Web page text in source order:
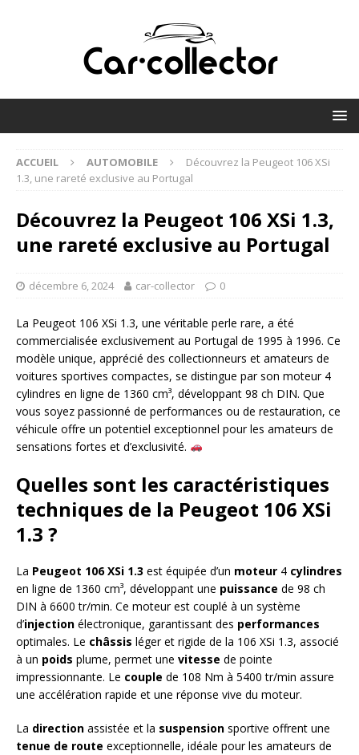
ACCUEIL AUTOMOBILE
Découvrez la Peugeot 106 XSi
1.3, une rareté exclusive au Portugal
Découvrez la Peugeot 106 XSi 1.3,
une rareté exclusive au Portugal
décembre 6, 2024 car-collector 0
La Peugeot 106 XSi 1.3, une véritable perle rare, a été
commercialisée exclusivement au Portugal de 1995 à 1996. Ce
modèle unique, apprécié des collectionneurs et amateurs de
voitures sportives compactes, se distingue par son moteur 4
cylindres en ligne de 1360 cm³, développant 98 ch DIN. Que
vous soyez passionné de performances ou de restauration, ce
véhicule offre un potentiel exceptionnel pour les amateurs de
sensations fortes et d’exclusivité.
Quelles sont les caractéristiques
techniques de la Peugeot 106 XSi
1.3 ?
La Peugeot 106 XSi 1.3 est équipée d’un moteur 4 cylindres
en ligne de 1360 cm³, développant une puissance de 98 ch
DIN à 6600 tr/min. Ce moteur est couplé à un système
d’injection électronique, garantissant des performances
optimales. Le châssis léger et rigide de la 106 XSi 1.3, associé
à un poids plume, permet une vitesse de pointe
impressionnante. Le couple de 108 Nm à 5400 tr/min assure
une accélération rapide et une réponse vive du moteur.
La direction assistée et la suspension sportive offrent une
tenue de route exceptionnelle, idéale pour les amateurs de